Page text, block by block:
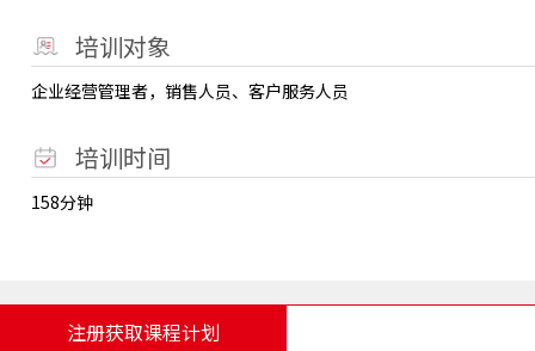
培训对象
企业经营管理者，销售人员、客户服务人员
培训时间
158分钟
注册获取课程计划